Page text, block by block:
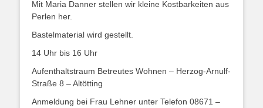
Mit Maria Danner stellen wir kleine Kostbarkeiten aus
Perlen her.
Bastelmaterial wird gestellt.
14 Uhr bis 16 Uhr
Aufenthaltstraum Betreutes Wohnen – Herzog-Arnulf-
Straße 8 – Altötting
Anmeldung bei Frau Lehner unter Telefon 08671 –